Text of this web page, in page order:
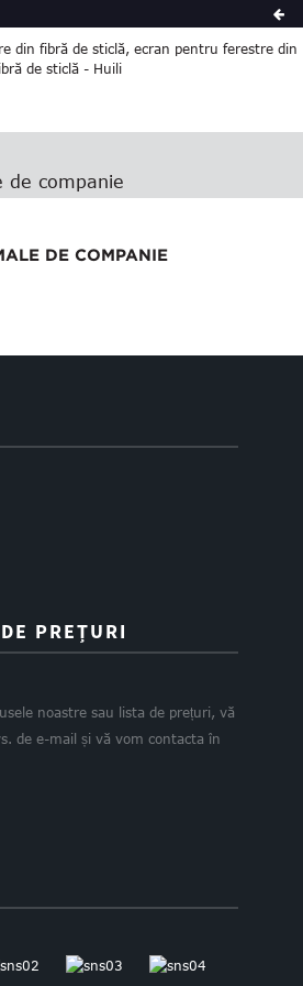
de companie
DE COMPANIE
PREȚURI
noastre sau lista de prețuri, vă
de e-mail și vă vom contacta în